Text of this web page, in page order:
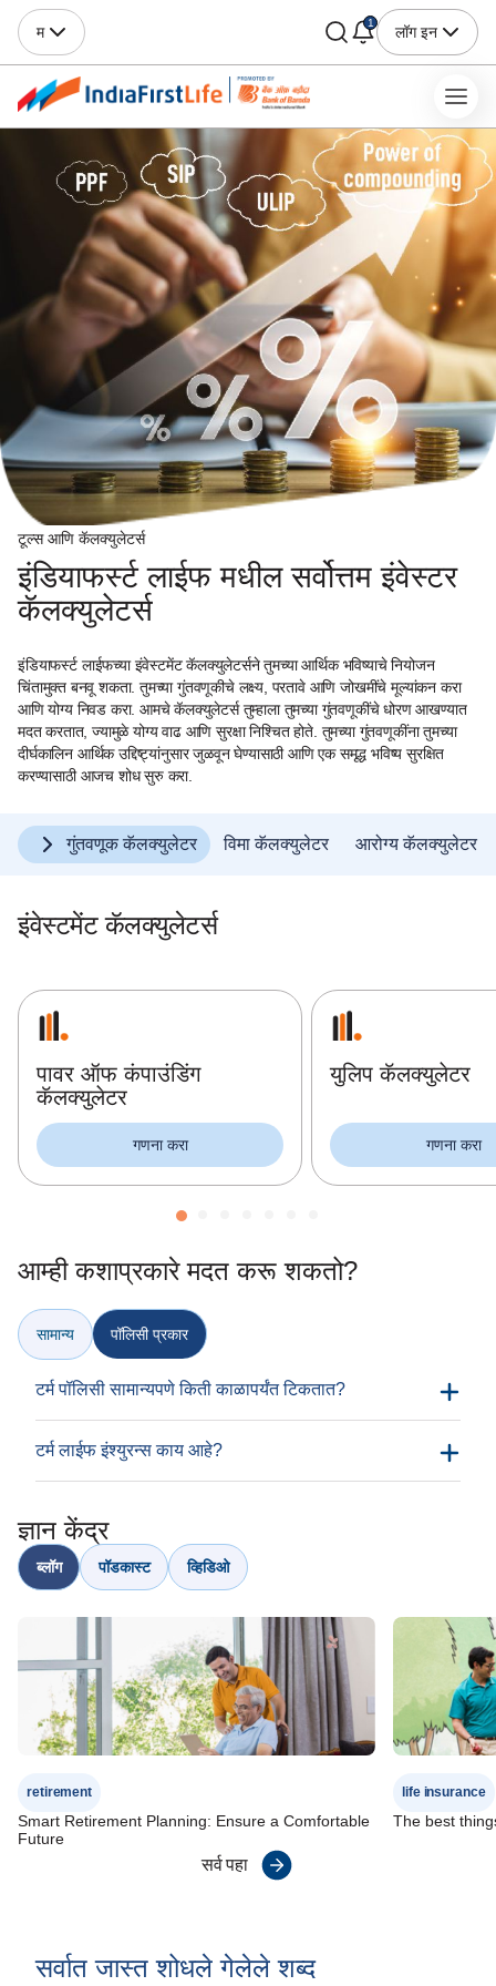
म 1 लॉग इन
टूल्स आणि कॅलक्युलेटर्स
इंडियाफर्स्ट लाईफ मधील सर्वोत्तम इंवेस्टर
कॅलक्युलेटर्स
इंडियाफर्स्ट लाईफच्या इंवेस्टमेंट कॅलक्युलेटर्सने तुमच्या आर्थिक भविष्याचे नियोजन
चिंतामुक्त बनवू शकता. तुमच्या गुंतवणूकीचे लक्ष्य, परतावे आणि जोखमींचे मूल्यांकन करा
आणि योग्य निवड करा. आमचे कॅलक्युलेटर्स तुम्हाला तुमच्या गुंतवणूकींचे धोरण आखण्यात
मदत करतात, ज्यामुळे योग्य वाढ आणि सुरक्षा निश्चित होते. तुमच्या गुंतवणूकींना तुमच्या
दीर्घकालिन आर्थिक उद्दिष्ट्यांनुसार जुळवून घेण्यासाठी आणि एक समृद्ध भविष्य सुरक्षित
करण्यासाठी आजच शोध सुरु करा.
गुंतवणूक कॅलक्युलेटर विमा कॅलक्युलेटर आरोग्य कॅलक्युलेटर
इंवेस्टमेंट कॅलक्युलेटर्स
पावर ऑफ कंपाउंडिंग
कॅलक्युलेटर
गणना करा
युलिप कॅलक्युलेटर
गणना करा
आम्ही कशाप्रकारे मदत करू शकतो?
सामान्य पॉलिसी प्रकार
टर्म पॉलिसी सामान्यपणे किती काळापर्यंत टिकतात?
टर्म लाईफ इंश्युरन्स काय आहे?
ज्ञान केंद्र
ब्लॉग पॉडकास्ट व्हिडिओ
retirement
Smart Retirement Planning: Ensure a Comfortable
Future
life insurance
The best
सर्व पहा
सर्वात जास्त शोधले गेलेले शब्द